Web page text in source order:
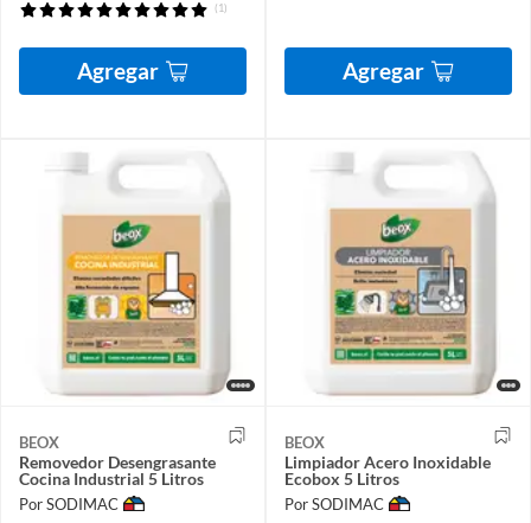
(1)
Agregar Agregar
BEOX
Removedor Desengrasante
Cocina Industrial 5 Litros
Por SODIMAC
BEOX
Limpiador Acero Inoxidable
Ecobox 5 Litros
Por SODIMAC